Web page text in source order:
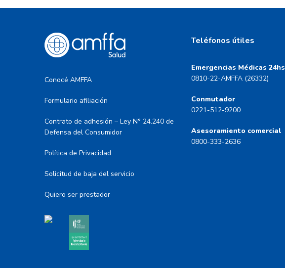
Conocé AMFFA
Formulario afiliación
Contrato de adhesión – Ley N° 24.240 de
Defensa del Consumidor
Política de Privacidad
Solicitud de baja del servicio
Quiero ser prestador
Teléfonos útiles
Emergencias Médicas 24hs
0810-22-AMFFA (26332)
Conmutador
0221-512-9200
Asesoramiento comercial
0800-333-2636